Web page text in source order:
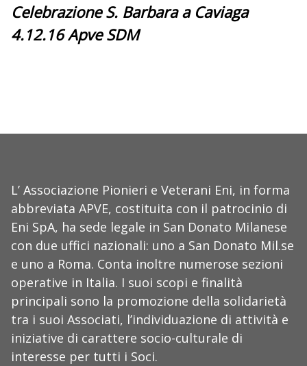
Celebrazione S. Barbara a Caviaga
4.12.16 Apve SDM
L’ Associazione Pionieri e Veterani Eni, in forma
abbreviata APVE, costituita con il patrocinio di
Eni SpA, ha sede legale in San Donato Milanese
con due uffici nazionali: uno a San Donato Mil.se
e uno a Roma. Conta inoltre numerose sezioni
operative in Italia. I suoi scopi e finalità
principali sono la promozione della solidarietà
tra i suoi Associati, l’individuazione di attività e
iniziative di carattere socio-culturale di
interesse per tutti i Soci.